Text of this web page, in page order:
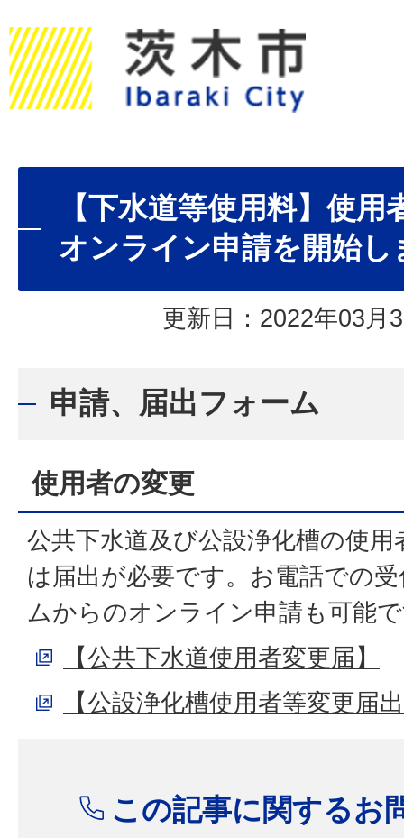
【下水道等使用料】使
オンライン申請を開始し
更新日：2022年03月
申請、届出フォーム
使用者の変更
公共下水道及び公設浄化槽の使
は届出が必要です。お電話での
ムからのオンライン申請も可能
【公共下水道使用者変更届】
【公設浄化槽使用者等変更届
この記事に関するお